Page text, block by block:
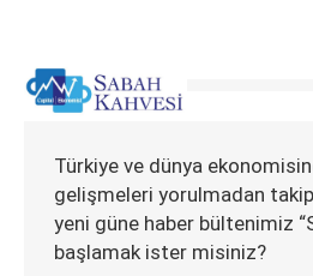
Türkiye ve dünya
gelişmeleri yorulmadan
yeni güne haber bültenimiz
başlamak ister misiniz?